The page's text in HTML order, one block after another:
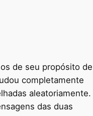
de seu propósito de
completamente
aleatoriamente.
das duas